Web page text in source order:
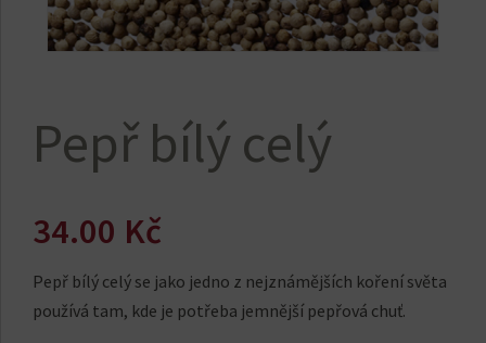
Pepř bílý celý
34.00 Kč
Pepř bílý celý se jako jedno z nejznámějších koření světa
používá tam, kde je potřeba jemnější pepřová chuť.